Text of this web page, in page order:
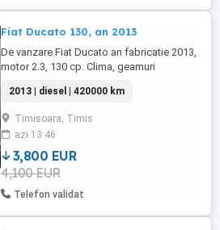
Fiat Ducato 130, an 2013
De vanzare Fiat Ducato an fabricatie 2013,
motor 2.3, 130 cp. Clima, geamuri
complet functionala. La cerere, se pot
indeparta colantele cu "Sameday" .
2013 | diesel | 420000 km
Timisoara, Timis
azi 13:46
3,800 EUR
4,100 EUR
Telefon validat